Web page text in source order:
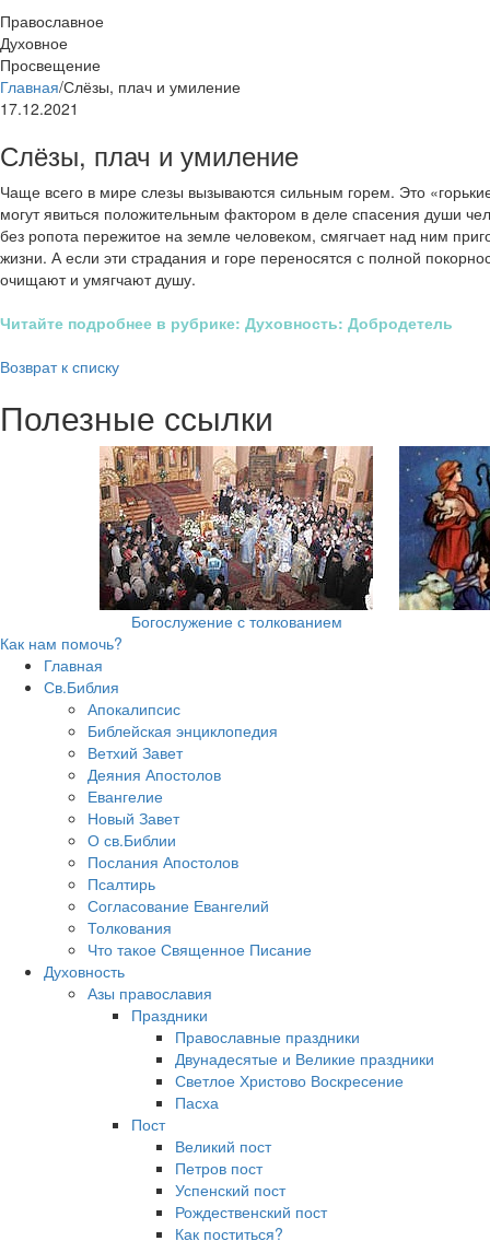
Православное
Духовное
Просвещение
Главная/Слёзы, плач и умиление
17.12.2021
Слёзы, плач и умиление
Чаще всего в мире слезы вызываются сильным горем. Это
могут явиться положительным фактором в деле спасения души
без ропота пережитое на земле человеком, смягчает над ним
жизни. А если эти страдания и горе переносятся с полной
очищают и умягчают душу.
Читайте подробнее в рубрике: Духовность: Добродетель
Возврат к списку
Полезные ссылки
Богослужение с толкованием
Как нам помочь?
Главная
Св.Библия
Апокалипсис
Библейская энциклопедия
Ветхий Завет
Деяния Апостолов
Евангелие
Новый Завет
О св.Библии
Послания Апостолов
Псалтирь
Согласование Евангелий
Толкования
Что такое Священное Писание
Духовность
Азы православия
Праздники
Православные праздники
Двунадесятые и Великие праздники
Светлое Христово Воскресение
Пасха
Пост
Великий пост
Петров пост
Успенский пост
Рождественский пост
Как поститься?